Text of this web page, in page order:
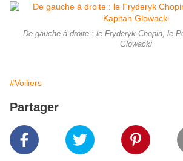
De gauche à droite : le Fryderyk Chopin, le
Glowacki
#Voiliers
Partager